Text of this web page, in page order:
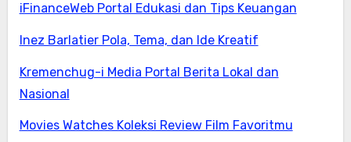
iFinanceWeb Portal Edukasi dan Tips Keuangan
Inez Barlatier Pola, Tema, dan Ide Kreatif
Kremenchug-i Media Portal Berita Lokal dan
Nasional
Movies Watches Koleksi Review Film Favoritmu